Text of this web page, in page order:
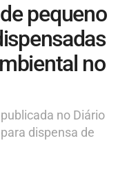
pequeno
no
no Diário
dispensa de